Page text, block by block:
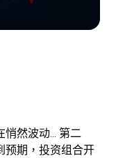
然波动... 第二
预期，投资组合开